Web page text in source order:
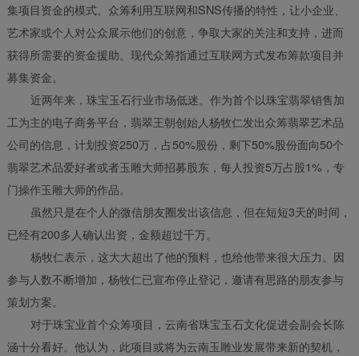
集项目资金的模式。众筹利用互联网和SNS传播的特性，让小企业、
艺术家或个人对公众展示他们的创意，争取大家的关注和支持，进而
获得所需要的资金援助。现代众筹指通过互联网方式发布筹款项目并
募集资金。
近两年来，珠宝玉石行业市场低迷。作为首个以珠宝翡翠销售加
工为主的电子商务平台，翡翠王朝创始人杨牧仁发出众筹翡翠艺术品
公司的信息，计划投资250万，占50%股份，剩下50%股份面向50个
翡翠艺术品爱好者或者玉雕大师招募股东，每人投资5万占股1%，专
门操作玉雕大师的作品。
虽然只是在个人的微信朋友圈发出该信息，但在短短3天的时间，
已经有200多人确认出资，金额超过千万。
杨牧仁表示，这大大超出了他的预料，也给他带来很大压力。因
参与人数不断增加，杨牧仁已宣布停止登记，邀请有思路的朋友参与
策划方案。
对于珠宝业首个众筹项目，云南省珠宝玉石文化促进会副会长陈
涵十分看好。他认为，此项目或将为云南玉雕业发展带来新的契机，